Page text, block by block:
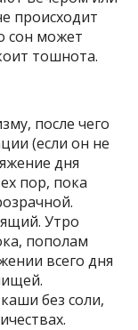
происходит
сон может
тошнота.
после чего
(если он не
дня
пор, пока
Утро
пополам
всего дня
без соли,